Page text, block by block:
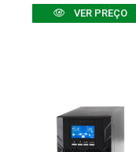
VER PREÇO